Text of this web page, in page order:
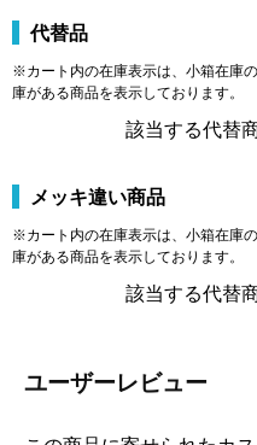
代替品
※カート内の在庫表示は、小箱在庫
庫がある商品を表示しております。
該当する代替
メッキ違い商品
※カート内の在庫表示は、小箱在庫
庫がある商品を表示しております。
該当する代替
ユーザーレビュー